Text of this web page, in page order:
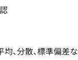
均、分散、標準偏差